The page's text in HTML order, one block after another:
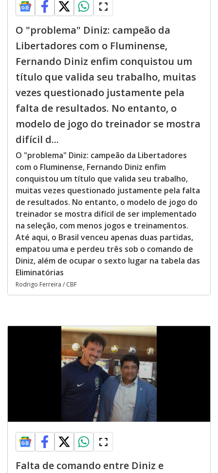
O "problema" Diniz: campeão da
Libertadores com o Fluminense,
Fernando Diniz enfim conquistou um
título que valida seu trabalho, muitas
vezes questionado justamente pela
falta de resultados. No entanto, o
modelo de jogo do treinador se mostra
difícil d...
O "problema" Diniz: campeão da Libertadores
com o Fluminense, Fernando Diniz enfim
conquistou um título que valida seu trabalho,
muitas vezes questionado justamente pela falta
de resultados. No entanto, o modelo de jogo do
treinador se mostra difícil de ser implementado
na seleção, com menos jogos e treinamentos.
Até aqui, o Brasil venceu apenas duas partidas,
empatou uma e perdeu três sob o comando de
Diniz, além de ocupar o sexto lugar na tabela das
Eliminatórias
Rodrigo Ferreira / CBF
Falta de comando entre Diniz e